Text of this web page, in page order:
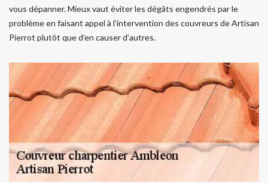
vous dépanner. Mieux vaut éviter les dégâts engendrés par le
problème en faisant appel à l’intervention des couvreurs de Artisan
Pierrot plutôt que d’en causer d’autres.